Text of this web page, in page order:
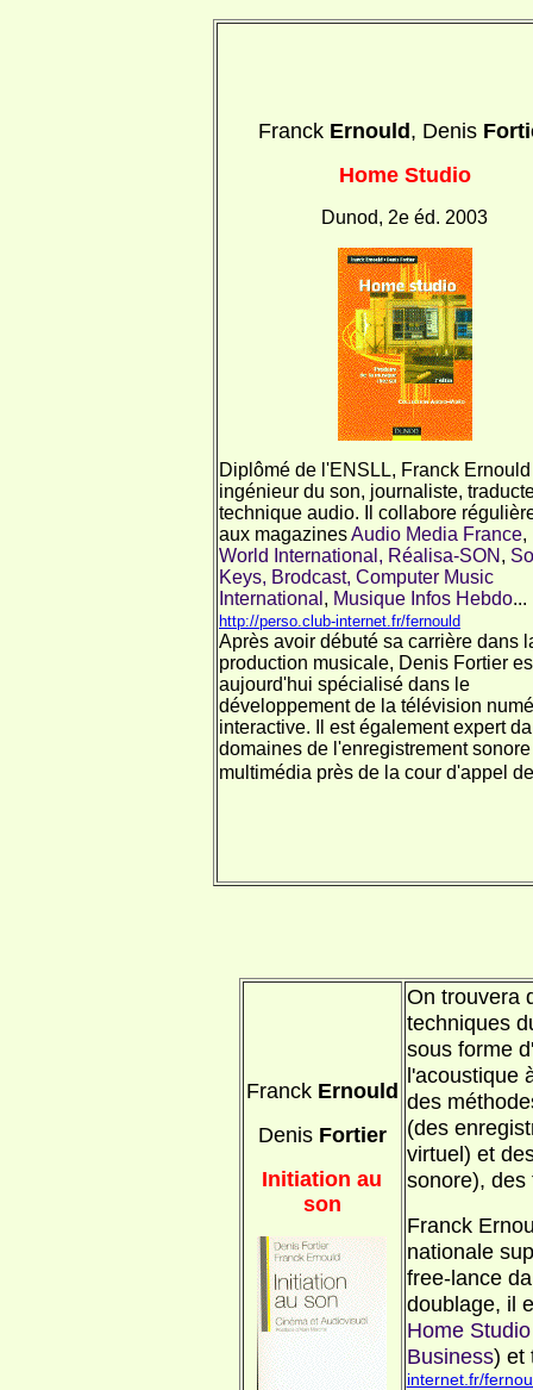
Franck Ernould , Denis
Home Studio
Dunod, 2e éd. 2003
Diplômé de l'ENSLL, Franck
ingénieur du son, journaliste,
technique audio. Il collabore
aux magazinesAudio Media France,
World
International, Réalisa-SON ,
Keys, Brodcast, Computer Music
International , Musique Infos Hebdo...
http://perso.club-internet.fr/fernould
Après avoir débuté sa carrière dans
production musicale, Denis Fortier
aujourd'hui spécialisé dans le
développement de la télévision
interactive. Il est également expert
domaines de l'enregistrement
multimédia près de la cour d'appel
Franck Ernould
Denis Fortier
Initiation au
son
On trouvera
techniques
sous forme
l'acoustique
des
(des
virtuel) et
sonore), des
Franck
nationale
free-lance
doublage, il
Home
Business) et
internet.fr/